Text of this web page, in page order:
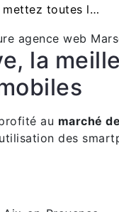
mettez toutes l…
la
au marché
des